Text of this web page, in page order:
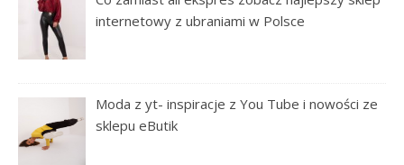
internetowy z ubraniami w Polsce
Moda z yt- inspiracje z You Tube i nowości ze
sklepu eButik